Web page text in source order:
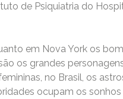
de Psiquiatria do
em Nova York os
os grandes
no Brasil, os
ocupam os